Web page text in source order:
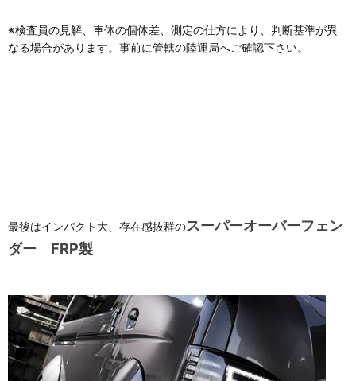
※検査員の見解、車体の個体差、測定の仕方により、判断基準が異
なる場合があります。事前に管轄の陸運局へご確認下さい。
最後はインパクト大、存在感抜群のスーパーオーバーフェン
ダー FRP製